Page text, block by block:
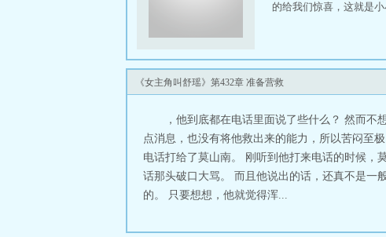
的给我们惊喜，这就是
《女主角叫舒瑶》第432章 准备营救
，他到底都在电话里面说了些什么？ 然而
点消息，也没有将他救出来的能力，所以苦闷至
电话打给了莫山南。 刚听到他打来电话的时候，
话那头破口大骂。 而且他说出的话，还真不是一
的。 只要想想，他就觉得浑...